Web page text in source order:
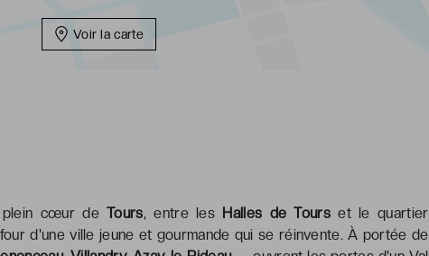
Voir la carte
plein cœur deTours, entre les Halles de Tours et le quartier
d'une ville jeune et gourmande qui se réinvente. À portée de